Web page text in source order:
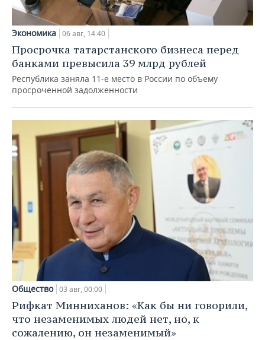
Экономика 06 авг, 14:40
Просрочка татарстанского бизнеса перед
банками превысила 39 млрд рублей
Республика заняла 11-е место в России по объему
просроченной задолженности
Общество 03 авг, 00:00
Рифкат Минниханов: «Как бы ни говорили,
что незаменимых людей нет, но, к
сожалению, он незаменимый»